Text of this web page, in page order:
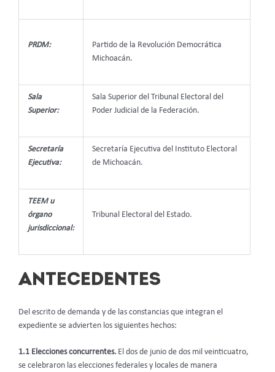
PRDM:
Partido de la Revolución Democrática
Michoacán.
Sala
Superior:
Sala Superior del Tribunal Electoral del
Poder Judicial de la Federación.
Secretaría
Ejecutiva:
Secretaría Ejecutiva del Instituto Electoral
de Michoacán.
TEEM u
órgano
jurisdiccional:
Tribunal Electoral del Estado.
ANTECEDENTES
Del escrito de demanda y de las constancias que integran el
expediente se advierten los siguientes hechos:
1.1 Elecciones concurrentes. El dos de junio de dos mil veinticuatro,
se celebraron las elecciones federales y locales de manera